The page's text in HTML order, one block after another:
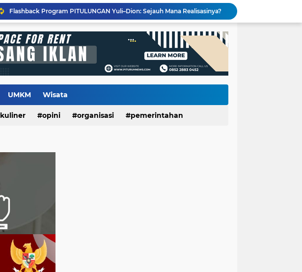
Flashback Program PITULUNGAN Yuli–Dion: Sejauh Mana Realisasinya?
Expo HUT ke-61 Yonif 412/BES Purworejo 2026 Resmi Dibuka, Pererat Sinergi TNI dan Masyarakat Lewat Beragam Hiburan
Wartawan Senior Purworejo Bambang Yoso Tutup Usia, Kepergiannya Tinggalkan Duka Mendalam
Layanan Cathlab Resmi Beroperasi di RSUD dr Tjitrowardojo, Pasien Jantung Purworejo Kini Tak Perlu Jauh Berobat
Banggakan Kwarran Pituruh, Tiga Siswa SMPN 20 dan SMPN 40 Purworejo Melenggang ke Jamnas Cibubur
UMKM Wisata
kuliner opini organisasi pemerintahan